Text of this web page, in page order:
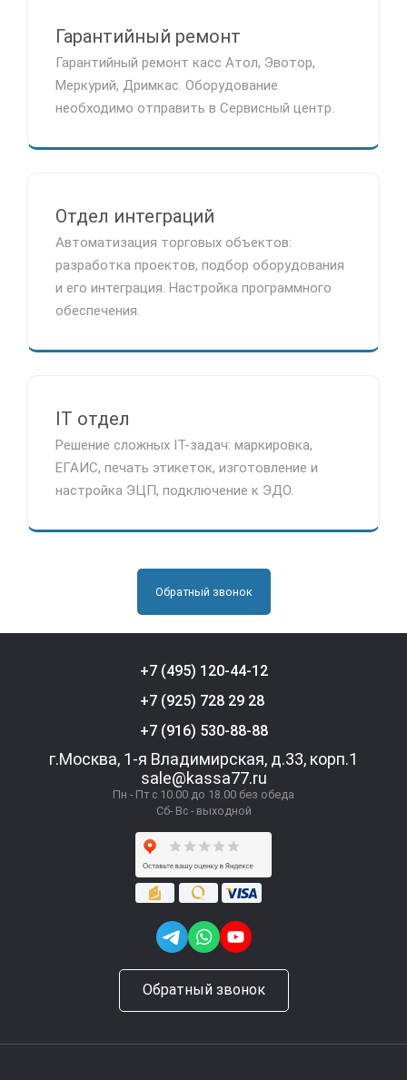
Гарантийный ремонт
Гарантийный ремонт касс Атол, Эвотор,
Меркурий, Дримкас. Оборудование
необходимо отправить в Сервисный центр.
Отдел интеграций
Автоматизация торговых объектов:
разработка проектов, подбор оборудования
и его интеграция. Настройка программного
обеспечения.
IT отдел
Решение сложных IT-задач: маркировка,
ЕГАИС, печать этикеток, изготовление и
настройка ЭЦП, подключение к ЭДО.
Обратный звонок
+7 (495) 120-44-12
+7 (925) 728 29 28
+7 (916) 530-88-88
г.Москва, 1-я Владимирская, д.33, корп.1
sale@kassa77.ru
Пн - Пт с 10.00 до 18.00 без обеда
Сб- Вс - выходной
Обратный звонок